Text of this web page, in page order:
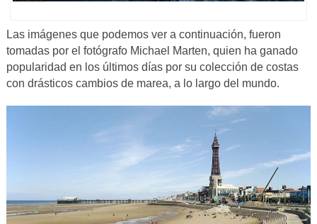
Las imágenes que podemos ver a continuación, fueron
tomadas por el fotógrafo Michael Marten, quien ha ganado
popularidad en los últimos días por su colección de costas
con drásticos cambios de marea, a lo largo del mundo.